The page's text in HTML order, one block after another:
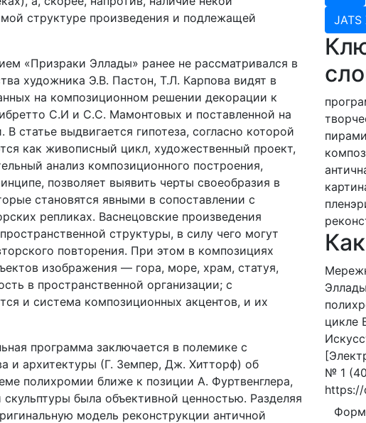
JATS
цикле
№ 1
https://
структуре произведения и подлежащей
«Призраки Эллады» ранее не рассматривался в
художника Э.В. Пастон, Т.Л. Карпова видят в
на композиционном решении декорации к
С.И и С.С. Мамонтовых и поставленной на
статье выдвигается гипотеза, согласно которой
как живописный цикл, художественный проект,
анализ композиционного построения,
позволяет выявить черты своеобразия в
становятся явными в сопоставлении с
репликах. Васнецовские произведения
структуры, в силу чего могут
повторения. При этом в композициях
изображения — гора, море, храм, статуя,
в пространственной организации; с
и система композиционных акцентов, и их
программа заключается в полемике с
и архитектуры (Г. Земпер, Дж. Хитторф) об
полихромии ближе к позиции А. Фуртвенглера,
была объективной ценностью. Разделяя
модель реконструкции античной